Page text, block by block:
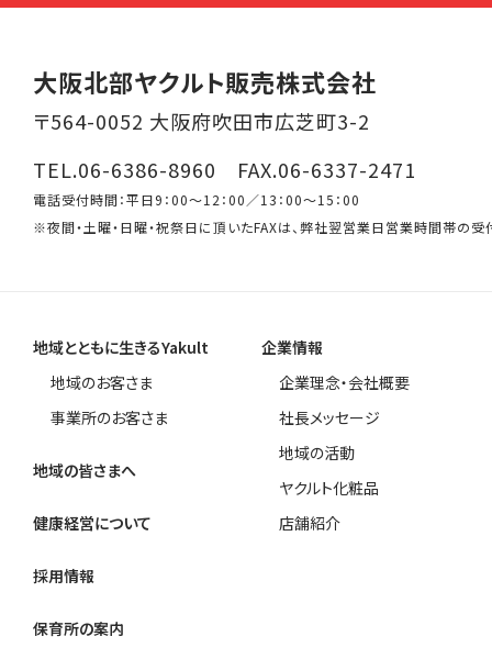
大阪北部ヤクルト販売株式会社
〒564-0052 大阪府吹田市広芝町3-2
TEL.06-6386-8960 FAX.06-6337-2471
電話受付時間：平日9：00～12：00／13：00～15：00
※夜間・土曜・日曜・祝祭日に頂いたFAXは、弊社翌営業日営業時間帯の受
地域とともに生きるYakult
地域のお客さま
事業所のお客さま
地域の皆さまへ
健康経営について
企業情報
企業理念・会社概要
社長メッセージ
地域の活動
ヤクルト化粧品
店舗紹介
採用情報
保育所の案内